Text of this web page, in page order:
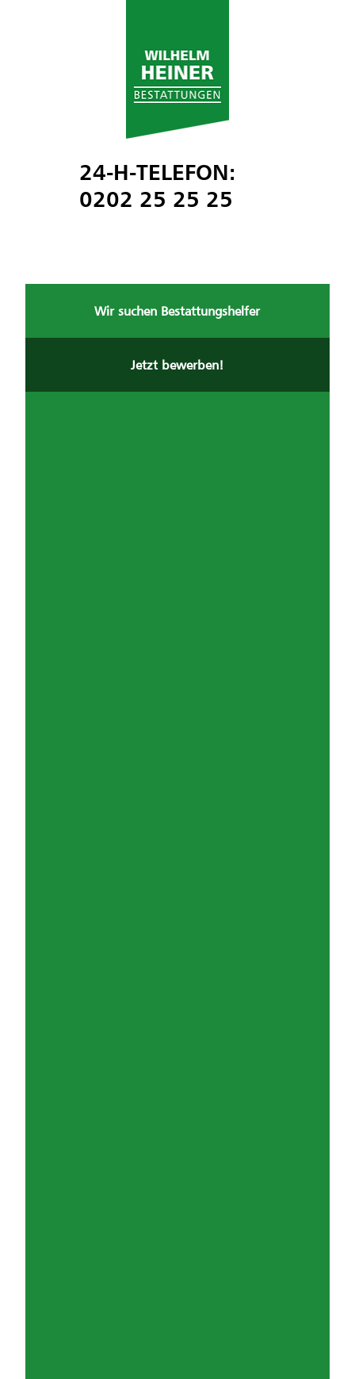
24-H-TELEFON:
0202 25 25 25
Wir suchen Bestattungshelfer
Jetzt bewerben!